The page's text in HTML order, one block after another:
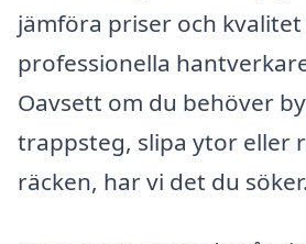
jämföra priser och
professionella
Oavsett om du behöver
trappsteg, slipa ytor eller
räcken, har vi det du söker.